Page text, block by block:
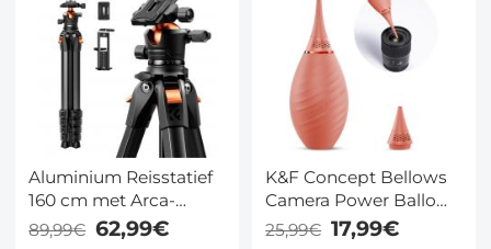
Aluminium Reisstatief
160 cm met Arca-
Compatibele Balhoofd,
89,99€ 62,99€
K&F Concept Bellows
Camera Power Ballows
Reiniging Uitgerust
25,99€ 17,99€